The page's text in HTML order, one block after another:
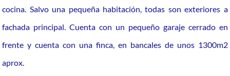
cocina. Salvo una pequeña habitación, todas son exteriores a
fachada principal. Cuenta con un pequeño garaje cerrado en
frente y cuenta con una finca, en bancales de unos 1300m2
aprox.